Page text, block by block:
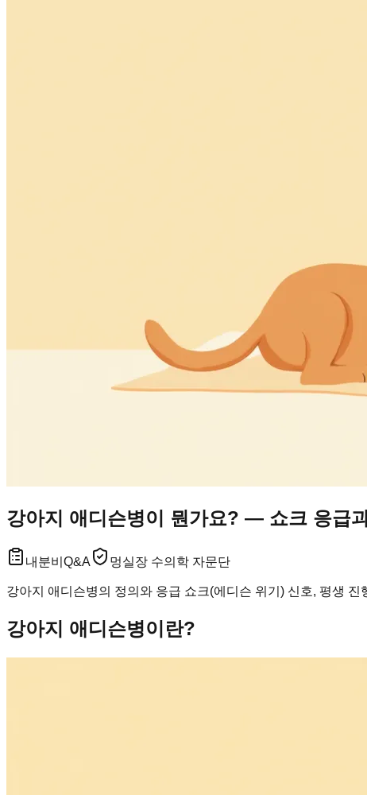
강아지 애디슨병이 뭔가요? — 쇼크 응급
내분비 Q&A 멍실장 수의학 자문단
강아지 애디슨병의 정의와 응급 쇼크(에디슨 위기) 신호, 평생
강아지 애디슨병이란?